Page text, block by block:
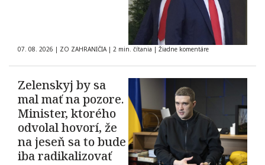
07. 08. 2026 | ZO ZAHRANIČIA | 2 min. čítania | Žiadne komentáre
Zelenskyj by sa
mal mať na pozore.
Minister, ktorého
odvolal hovorí, že
na jeseň sa to bude
iba radikalizovať